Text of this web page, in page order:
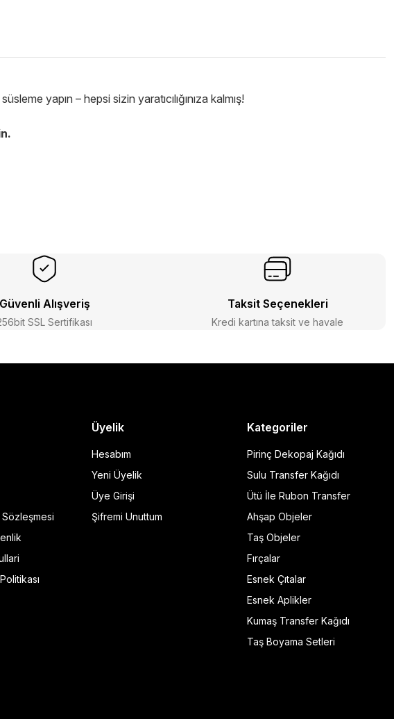
yapın – hepsi sizin yaratıcılığınıza kalmış!
Güvenli Alışveriş
SSL Sertifikası
Taksit Seçenekleri
Kredi kartına taksit ve havale
Sözleşmesi
Üyelik
Hesabım
Yeni Üyelik
Üye Girişi
Şifremi Unuttum
Kategoriler
Pirinç Dekopaj Kağıdı
Sulu Transfer Kağıdı
Ütü İle Rubon Transfer
Ahşap Objeler
Taş Objeler
Fırçalar
Esnek Çıtalar
Esnek Aplikler
Kumaş Transfer Kağıdı
Taş Boyama Setleri